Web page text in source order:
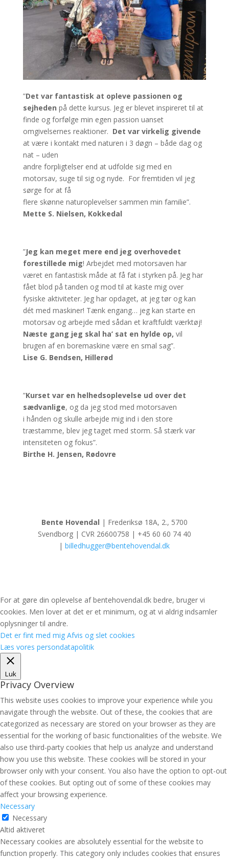
”Det var fantastisk at opleve passionen og
sejheden på dette kursus. Jeg er blevet inspireret til at
finde og forfølge min egen passion uanset
omgivelsernes reaktioner. Det var virkelig givende
at være i kontakt med naturen i 3 døgn – både dag og
nat – uden
andre forpligtelser end at udfolde sig med en
motorsav, suge til sig og nyde. For fremtiden vil jeg
sørge for at få
flere skønne naturoplevelser sammen min familie”.
Mette S. Nielsen, Kokkedal
”Jeg kan meget mere end jeg overhovedet
forestillede mig! Arbejdet med motorsaven har
været en fantastisk måde at få fat i styrken på. Jeg har
fået blod på tanden og mod til at kaste mig over
fysiske aktiviteter. Jeg har opdaget, at jeg tør og kan
dét med maskiner! Tænk engang… jeg kan starte en
motorsav og arbejde med sådan et kraftfuldt værktøj!
Næste gang jeg skal ha’ sat en hylde op, vil
brugen af en boremaskine være en smal sag”.
Lise G. Bendsen, Hillerød
”Kurset var en helhedsoplevelse ud over det
sædvanlige, og da jeg stod med motorsaven
i hånden og skulle arbejde mig ind i den store
træstamme, blev jeg taget med storm. Så stærk var
intensiteten og fokus”.
Birthe H. Jensen, Rødovre
Bente Hovendal | Frederiksø 18A, 2., 5700
Svendborg | CVR 26600758 | +45 60 60 74 40
|billedhugger@bentehovendal.dk
For at gøre din oplevelse af bentehovendal.dk bedre, bruger vi
cookies. Men lover at det er et minimum, og at vi aldrig indsamler
oplysninger til andre.
Det er fint med mig Afvis og slet cookies
Læs vores persondatapolitik
Luk
Privacy Overview
This website uses cookies to improve your experience while you
navigate through the website. Out of these, the cookies that are
categorized as necessary are stored on your browser as they are
essential for the working of basic functionalities of the website. We
also use third-party cookies that help us analyze and understand
how you use this website. These cookies will be stored in your
browser only with your consent. You also have the option to opt-out
of these cookies. But opting out of some of these cookies may
affect your browsing experience.
Necessary
Necessary
Altid aktiveret
Necessary cookies are absolutely essential for the website to
function properly. This category only includes cookies that ensures